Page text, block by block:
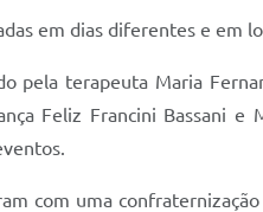
em dias diferentes e em
pela terapeuta Maria
Feliz Francini Bassani
com uma